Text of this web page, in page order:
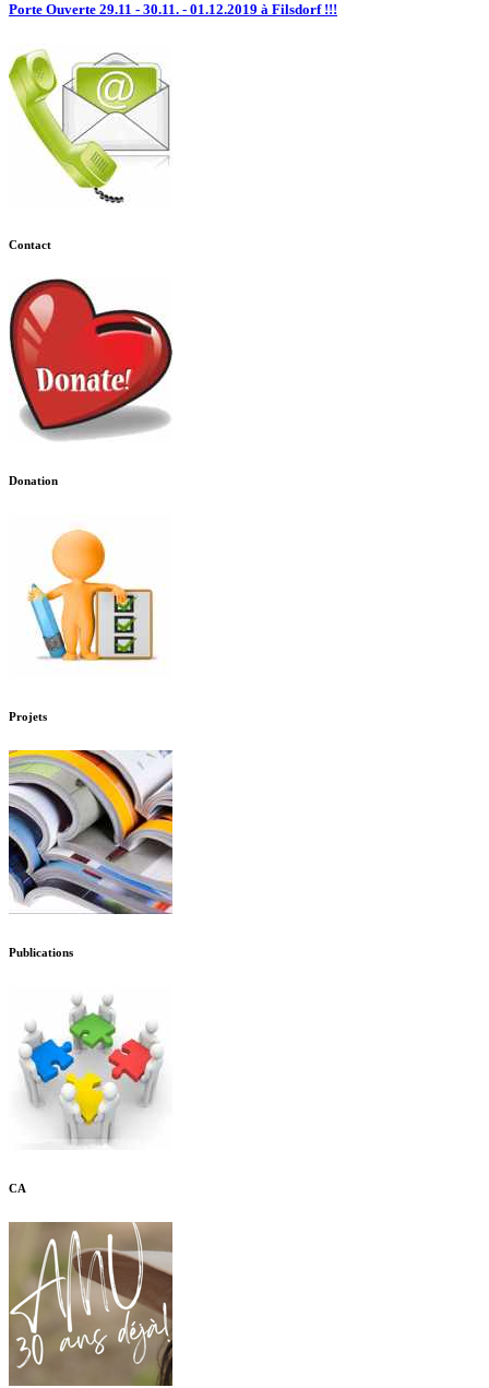
Porte Ouverte 29.11 - 30.11. - 01.12.2019 à Filsdorf !!!
Contact
Donation
Projets
Publications
CA